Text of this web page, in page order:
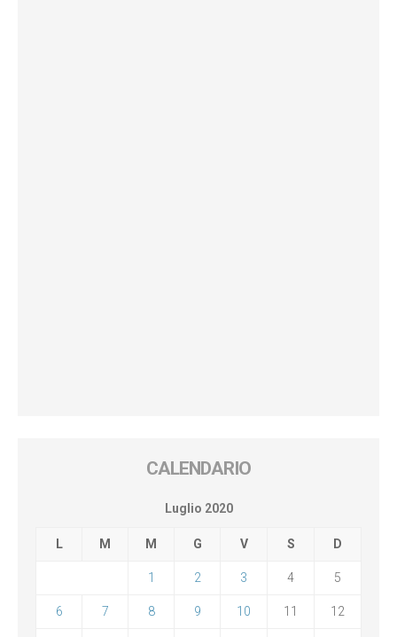
CALENDARIO
Luglio 2020
L M M G V S D
1 2 3 4 5
6 7 8 9 10 11 12